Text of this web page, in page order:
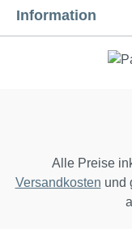
Information
Alle Preise
Versandkosten und